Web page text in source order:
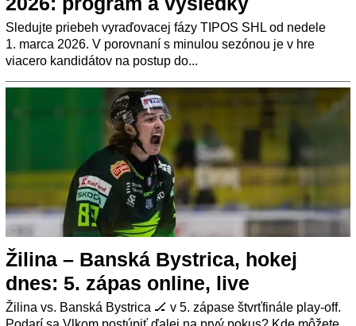
Sledujte priebeh vyraďovacej fázy TIPOS SHL od nedele
1. marca 2026. V porovnaní s minulou sezónou je v hre
viacero kandidátov na postup do...
Žilina – Banská Bystrica, hokej
dnes: 5. zápas online, live
Žilina vs. Banská Bystrica 🏒 v 5. zápase štvrťfinále play-off.